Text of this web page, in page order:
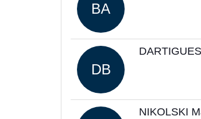
BA
DB
NIKOLSKI